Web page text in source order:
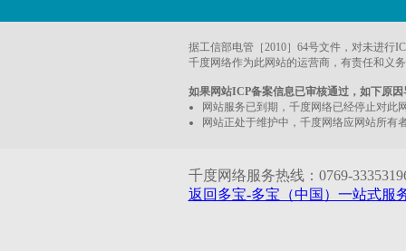
据工信部电管［2010］64号文件，对未进行
千度网络作为此网站的运营商，有责任和义
如果网站ICP备案信息已审核通过，如下原
网站服务已到期，千度网络已经停止对此
网站正处于维护中，千度网络应网站所有
千度网络服务热线：0769-
返回多宝-多宝（中国）一站式服